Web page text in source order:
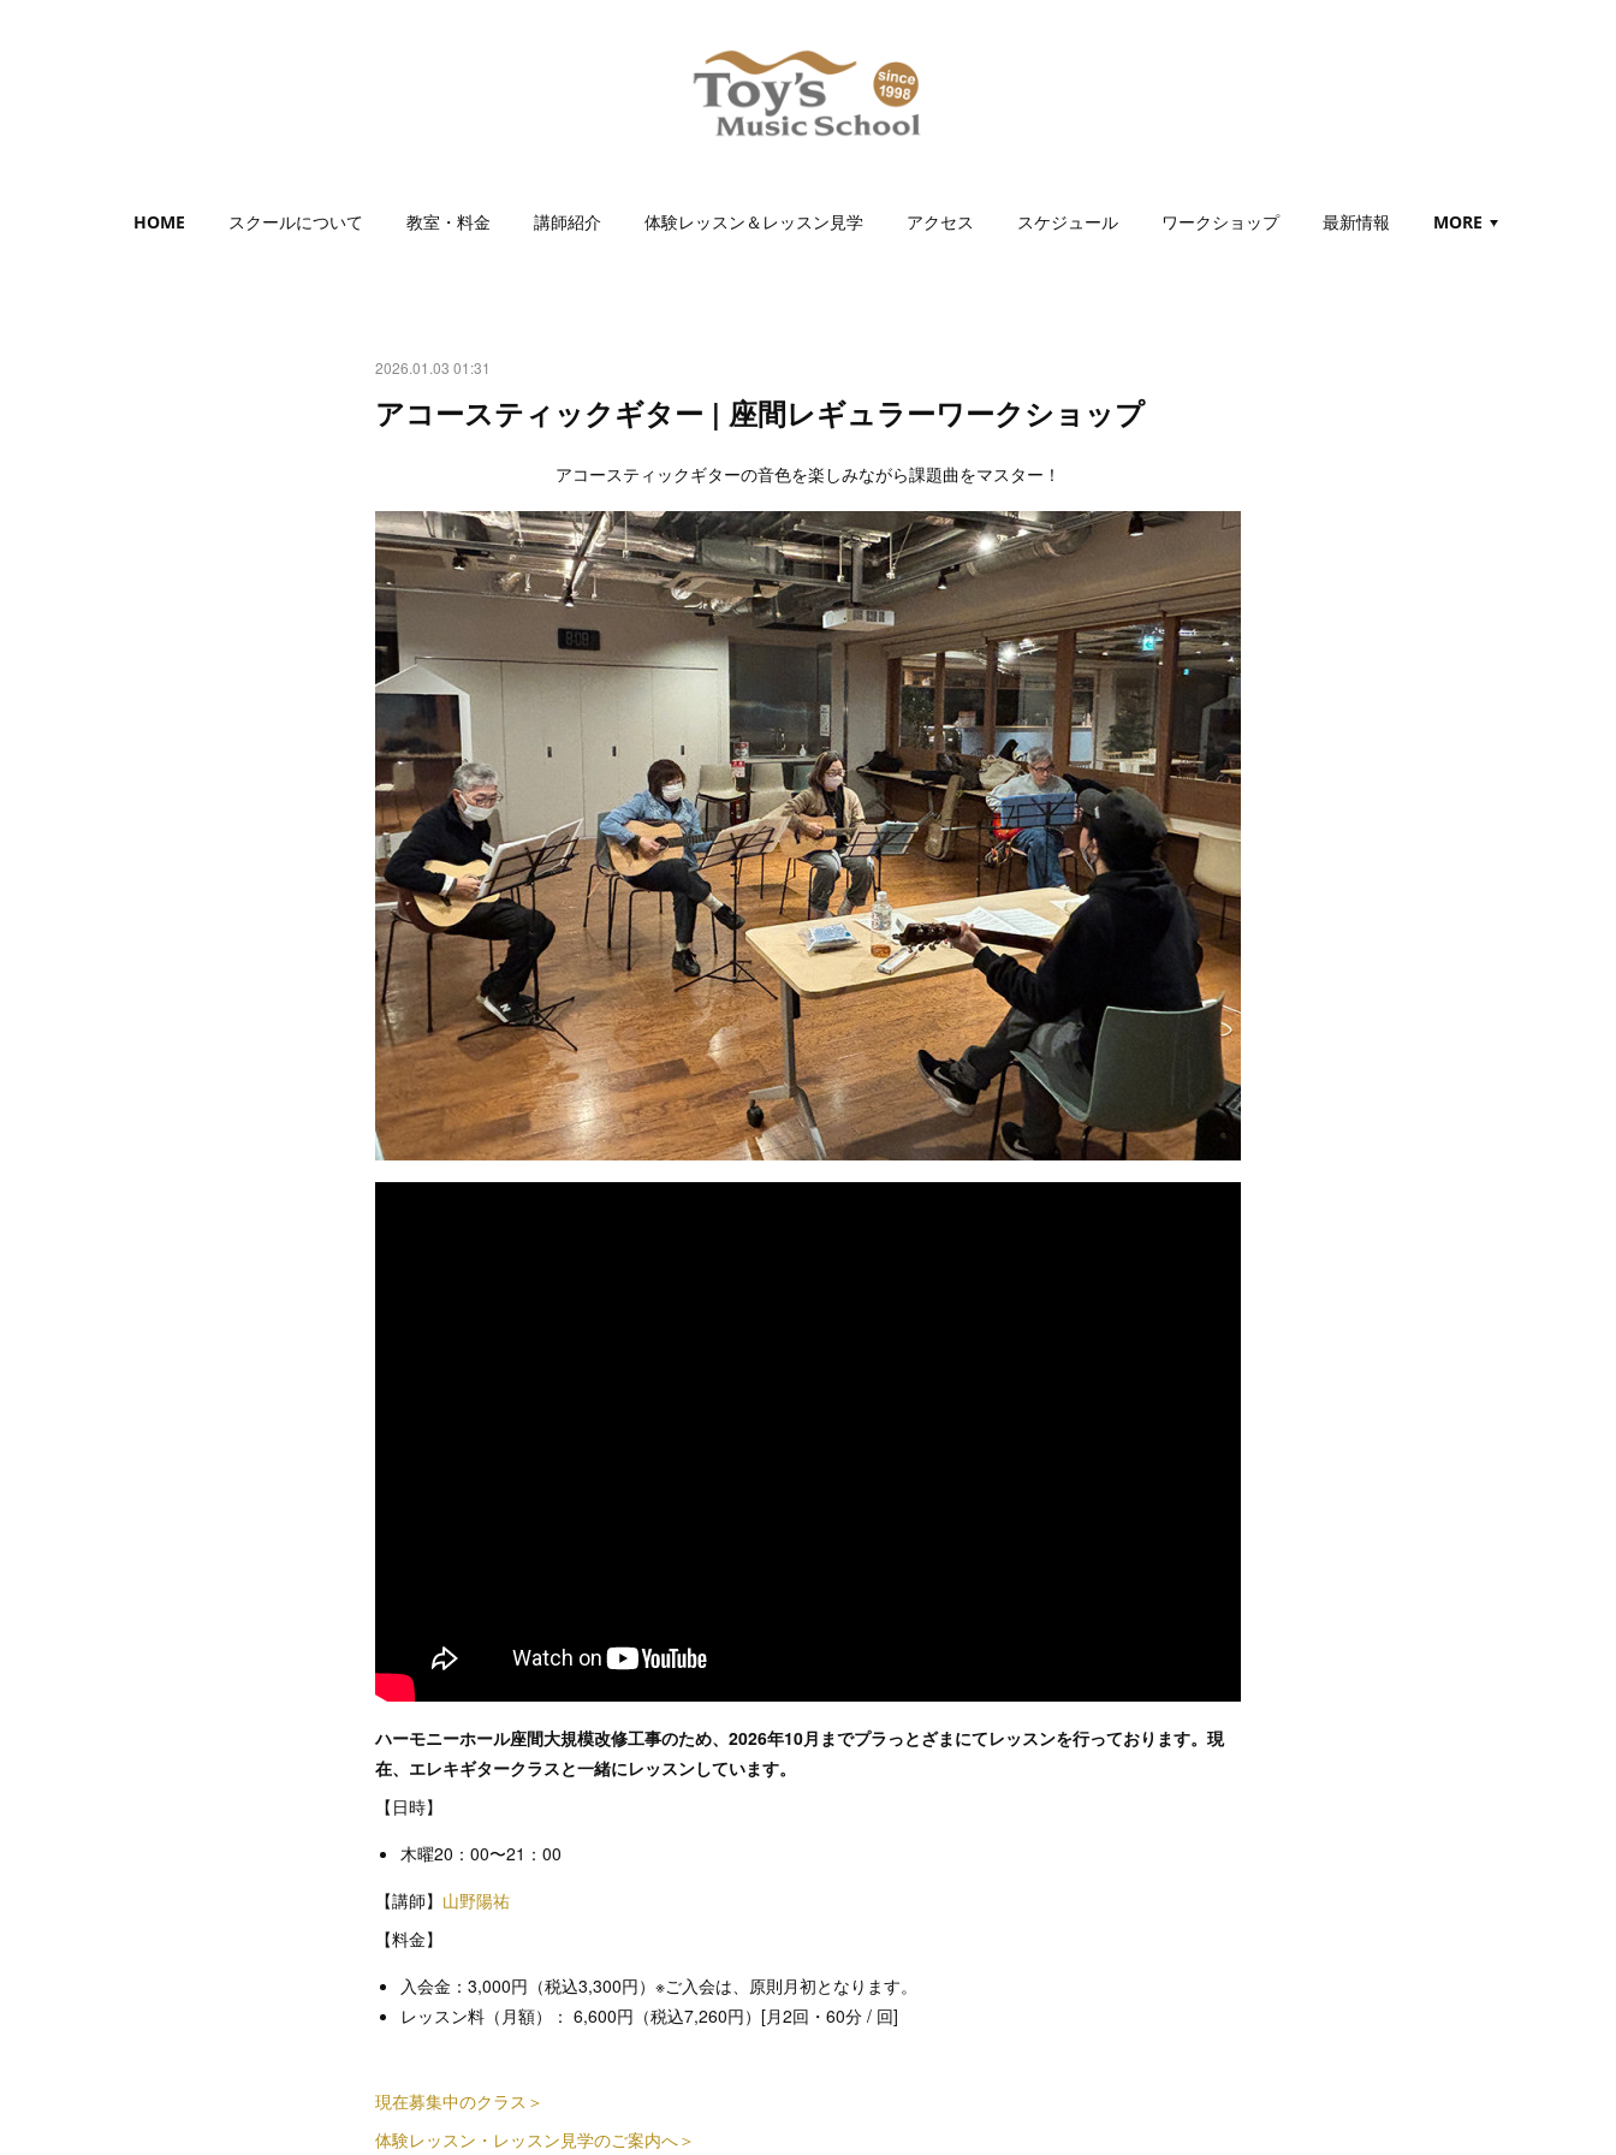
HOME スクールについて 教室・料金 講師紹介 体験レッスン＆レッスン見学 アクセス スケジュール ワークショップ 最新情報 MORE
2026.01.03 01:31
アコースティックギター | 座間レギュラーワークショップ
アコースティックギターの音色を楽しみながら課題曲をマスター！
ハーモニーホール座間大規模改修工事のため、2026年10月までプラっとざまにてレッスンを行っております。現
在、エレキギタークラスと一緒にレッスンしています。
【日時】
木曜20：00〜21：00
【講師】 山野陽祐
【料金】
入会金：3,000円（税込3,300円）※ご入会は、原則月初となります。
レッスン料（月額）： 6,600円（税込7,260円）[月2回・60分 / 回]
現在募集中のクラス＞
体験レッスン・レッスン見学のご案内へ＞